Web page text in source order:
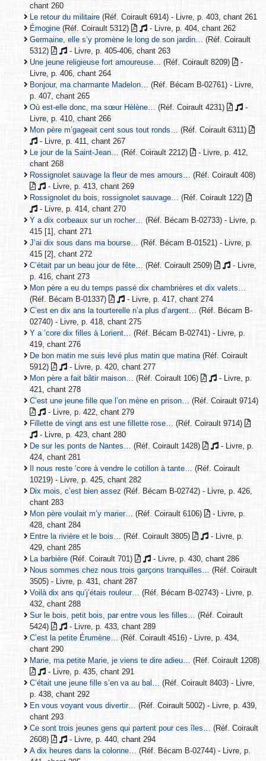
chant 260
Le retour du militaire (Réf. Coirault 6914) - Livre, p. 403, chant 261
Émogine (Réf. Coirault 5312)
- Livre, p. 404, chant 262
Germaine, elle s’y promène le long de son jardin…
(Réf. Coirault
5312)
- Livre, p. 405-406, chant 263
Une jeune religieuse fort amoureuse…
(Réf. Coirault 8209)
-
Livre, p. 406, chant 264
Bonjour, ma charmante Madelon…
(Réf. Bécam B-02761) - Livre,
p. 407, chant 265
Où est-elle donc, ma sœur Hèlène…
(Réf. Coirault 4231)
-
Livre, p. 410, chant 266
Mon père m’gageait cent sous tout ronds…
(Réf. Coirault 6311)
- Livre, p. 411, chant 267
Le jour de la Saint-Jean…
(Réf. Coirault 2212)
- Livre, p. 412,
chant 268
Rossignolet sauvage la fleur de mes amours…
(Réf. Coirault 408)
- Livre, p. 413, chant 269
Rossignolet du bois, rossignolet sauvage…
(Réf. Coirault 122)
- Livre, p. 414, chant 270
Y a dix corbeaux sur un rocher…
(Réf. Bécam B-02733) - Livre, p.
415 [1], chant 271
J’ai dix sous dans ma bourse…
(Réf. Bécam B-01521) - Livre, p.
415 [2], chant 272
C’était par un beau jour de fête…
(Réf. Coirault 2509)
- Livre,
p. 416, chant 273
Mon père a eu du temps passé dix chambrières et dix valets…
(Réf. Bécam B-01337)
- Livre, p. 417, chant 274
C’est en dix ans la tourterelle n’a plus d’argent…
(Réf. Bécam B-
02740) - Livre, p. 418, chant 275
Y a ’core dix filles à Lorient…
(Réf. Bécam B-02741) - Livre, p.
419, chant 276
De bon matin me suis levé plus matin que matina (Réf. Coirault
5912)
- Livre, p. 420, chant 277
Mon père a fait bâtir maison…
(Réf. Coirault 106)
- Livre, p.
421, chant 278
C’est une jeune fille que l’on mène en prison…
(Réf. Coirault 9714)
- Livre, p. 422, chant 279
Fillette de vingt ans est une fillette rose…
(Réf. Coirault 9714)
- Livre, p. 423, chant 280
De sur les ponts de Nantes…
(Réf. Coirault 1428)
- Livre, p.
424, chant 281
Il nous reste ’core à vendre le cotillon à tante…
(Réf. Coirault
10219) - Livre, p. 425, chant 282
Dix mois, c’est bien assez (Réf. Bécam B-02742) - Livre, p. 426,
chant 283
Mon père voulait m’y marier…
(Réf. Coirault 6106)
- Livre, p.
428, chant 284
Entre la rivière et le bois…
(Réf. Coirault 3805)
- Livre, p.
429, chant 285
La barbière (Réf. Coirault 701)
- Livre, p. 430, chant 286
Nous sommes chez nous trois garçons tranquilles…
(Réf. Coirault
3505) - Livre, p. 431, chant 287
Voilà dix ans qu’j’étais rouleur…
(Réf. Bécam B-02743) - Livre, p.
432, chant 288
Sur le bois, petit bois, par entre vous les filles…
(Réf. Coirault
5424)
- Livre, p. 433, chant 289
C’est la petite Érumène…
(Réf. Coirault 4516) - Livre, p. 434,
chant 290
Marie, ma petite Marie, je viens te dire adieu…
(Réf. Coirault 1208)
- Livre, p. 435, chant 291
C’était une jeune fille s’en va au bal…
(Réf. Coirault 8403) - Livre,
p. 438, chant 292
En vous voyant vous divertir…
(Réf. Coirault 5002) - Livre, p. 439,
chant 293
Ce sont trois jeunes gens qui partent pour ces îles…
(Réf. Coirault
2608)
- Livre, p. 440, chant 294
A dix heures dans la colonne…
(Réf. Bécam B-02744) - Livre, p.